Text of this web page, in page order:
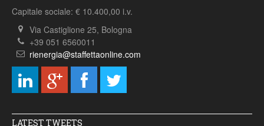
Capitale sociale: € 10.400,00 i.v.
Via Castiglione 25, Bologna
+39 051 6560011
rienergia@staffettaonline.com
LATEST TWEETS